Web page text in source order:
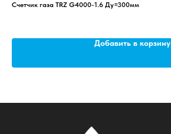
Счетчик газа TRZ G4000-1.6 Ду=300мм
Добавить в корзину